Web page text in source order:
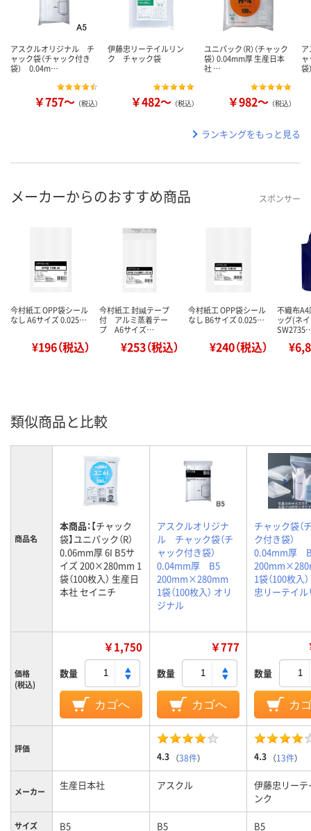
アスクルオリジナル チ
ャック袋（チャック付き
袋） 0.04m…
￥757～ （税込）
伊藤忠リーテイルリン
ク チャック袋
￥482～ （税込）
ユニパック（R）（チャック
袋） 0.04mm厚 生産日本
社 …
￥982～ （税込）
ャ
ランキングをもっと見る
メーカーからのおすすめ商品 スポンサー
今村紙工 OPP袋シール
なし A6サイズ 0.025…
¥196（税込）
今村紙工 封緘テープ
付 アルミ蒸着テー
プ A6サイズ…
¥253（税込）
今村紙工 OPP袋シール
なし B6サイズ 0.025…
¥240（税込）
不織布
ッグ(ネ
類似商品と比較
商品名
本商品：【チャック
袋】ユニパック（R）
0.06mm厚 6I B5サ
イズ 200×280mm 1
袋（100枚入） 生産日
本社 セイニチ
アスクルオリジナ
ル チャック袋（チ
ャック付き袋）
0.04mm厚 B5
200mm×280mm
1袋（100枚入） オリ
ジナル
チャック袋（
ク付き袋）
0.04mm厚
1袋（100枚入
忠リーテイ
価格
(税込)
￥1,750
数量
カゴへ
￥777
数量
カゴへ
数量
カ
評価
4.3 （38件） 4.3 （13件）
メーカー 生産日本社 アスクル
伊藤忠リーテ
ンク
サイズ B5 B5 B5